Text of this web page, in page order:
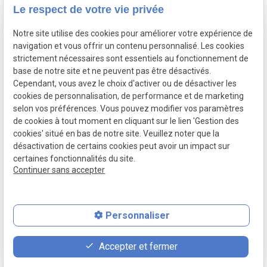
schedule
09h30 - 18h00
Mentions légales
Politique de
confidentialité
Gestion
des
cookies
Siret:30581584700010
place
Plan d'accès
contact_page
Contact
phone
01 48 87 76 90
Le respect de votre vie privée
Notre site utilise des cookies pour améliorer votre expérience de
navigation et vous offrir un contenu personnalisé. Les cookies
strictement nécessaires sont essentiels au fonctionnement de
base de notre site et ne peuvent pas être désactivés.
Cependant, vous avez le choix d'activer ou de désactiver les
cookies de personnalisation, de performance et de marketing
selon vos préférences. Vous pouvez modifier vos paramètres
de cookies à tout moment en cliquant sur le lien 'Gestion des
cookies' situé en bas de notre site. Veuillez noter que la
désactivation de certains cookies peut avoir un impact sur
certaines fonctionnalités du site.
Continuer sans accepter
Personnaliser
Accepter et fermer